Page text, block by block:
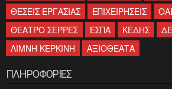
ΘΕΣΕΙΣ ΕΡΓΑΣΙΑΣ
ΕΠΙΧΕΙΡΗΣΕΙΣ
ΘΕΑΤΡΟ ΣΕΡΡΕΣ
ΕΣΠΑ ΚΕΔΗΣ
ΛΙΜΝΗ ΚΕΡΚΙΝΗ
ΑΞΙΟΘΕΑΤΑ
ΠΛΗΡΟΦΟΡΙΕΣ